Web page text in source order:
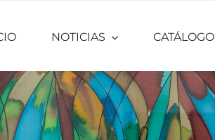
NOTICIAS CATÁLOGO